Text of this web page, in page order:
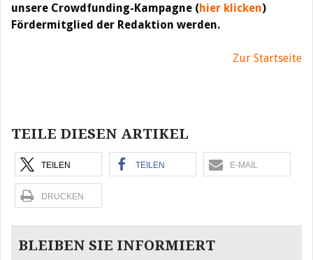
unsere Crowdfunding-Kampagne (hier klicken)
Fördermitglied der Redaktion werden.
Zur Startseite
TEILE DIESEN ARTIKEL
TEILEN TEILEN E-MAIL
DRUCKEN
BLEIBEN SIE INFORMIERT